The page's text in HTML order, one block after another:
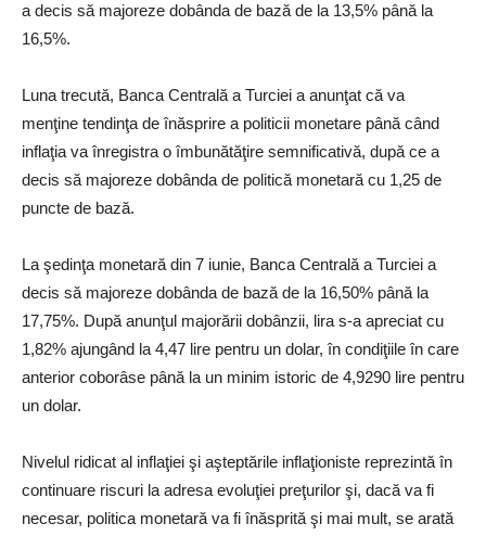
a decis să majoreze dobânda de bază de la 13,5% până la
16,5%.
Luna trecută, Banca Centrală a Turciei a anunţat că va
menţine tendinţa de înăsprire a politicii monetare până când
inflaţia va înregistra o îmbunătăţire semnificativă, după ce a
decis să majoreze dobânda de politică monetară cu 1,25 de
puncte de bază.
La şedinţa monetară din 7 iunie, Banca Centrală a Turciei a
decis să majoreze dobânda de bază de la 16,50% până la
17,75%. După anunţul majorării dobânzii, lira s-a apreciat cu
1,82% ajungând la 4,47 lire pentru un dolar, în condiţiile în care
anterior coborâse până la un minim istoric de 4,9290 lire pentru
un dolar.
Nivelul ridicat al inflaţiei şi aşteptările inflaţioniste reprezintă în
continuare riscuri la adresa evoluţiei preţurilor şi, dacă va fi
necesar, politica monetară va fi înăsprită şi mai mult, se arată